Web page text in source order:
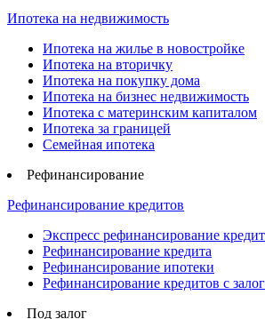
Ипотека на недвижимость
Ипотека на жилье в новостройке
Ипотека на вторичку
Ипотека на покупку дома
Ипотека на бизнес недвижимость
Ипотека с материнским капиталом
Ипотека за границей
Семейная ипотека
Рефинансирование
Рефинансирование кредитов
Экспресс рефинансирование
Рефинансирование кредита
Рефинансирование ипотеки
Рефинансирование кредитов с
Под залог